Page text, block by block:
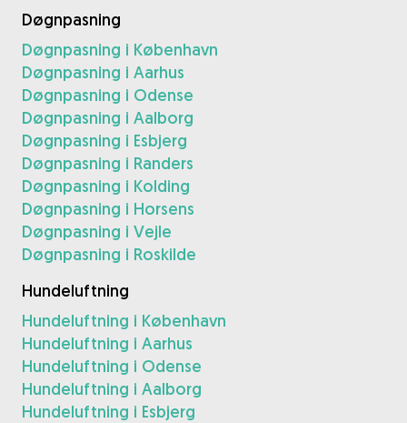
Døgnpasning
Døgnpasning i København
Døgnpasning i Aarhus
Døgnpasning i Odense
Døgnpasning i Aalborg
Døgnpasning i Esbjerg
Døgnpasning i Randers
Døgnpasning i Kolding
Døgnpasning i Horsens
Døgnpasning i Vejle
Døgnpasning i Roskilde
Hundeluftning
Hundeluftning i København
Hundeluftning i Aarhus
Hundeluftning i Odense
Hundeluftning i Aalborg
Hundeluftning i Esbjerg